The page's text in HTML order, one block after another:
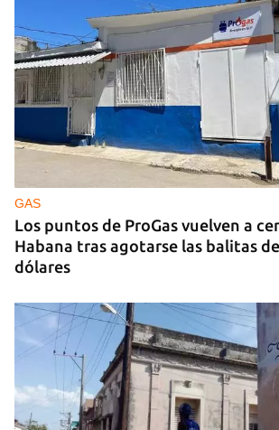
MÚSICA
Un público enamorado de Celia
censura en un homenaje en La
GAS
Los puntos de ProGas vuelven a
Habana tras agotarse las balitas
dólares